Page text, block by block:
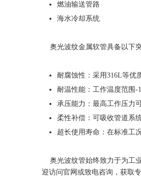
燃油输送管路
海水冷却系统
奥光波纹金属软管具备以下突
耐腐蚀性：采用316L等优
耐温性能：工作温度范围
承压能力：最高工作压力
柔性补偿：可吸收管道系
超长使用寿命：在标准工
奥光波纹管始终致力于为工
迎访问官网或致电咨询，获取专